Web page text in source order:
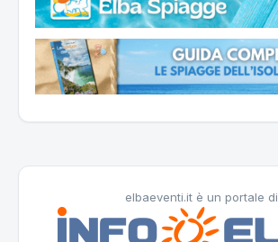
elbaeventi.it è un portale di